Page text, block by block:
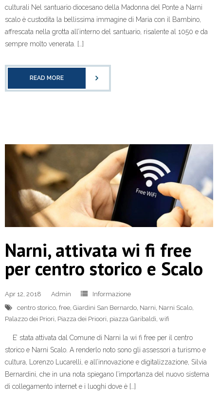
culturali Nel santuario diocesano della Madonna del Ponte a Narni
scalo è custodita la bellissima immagine di Maria con il Bambino,
affrescata nella grotta all’interno del santuario, risalente al 1050 e da
sempre molto venerata. […]
READ MORE
Narni, attivata wi fi free
per centro storico e Scalo
Apr 12, 2018 Admin
Informazione
centro storico free Giardini San Bernardo Narni Narni Scalo
Palazzo dei Priori Piazza dei Prioori piazza Garibaldi wifi
E’ stata attivata dal Comune di Narni la wi fi free per il centro
storico e Narni Scalo. A renderlo noto sono gli assessori a turismo e
cultura, Lorenzo Lucarelli, e all’innovazione e digitalizzazione, Silvia
Bernardini, che in una nota spiegano l’importanza del nuovo sistema
di collegamento internet e i luoghi dove è […]